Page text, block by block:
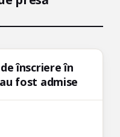
înscriere în
fost admise